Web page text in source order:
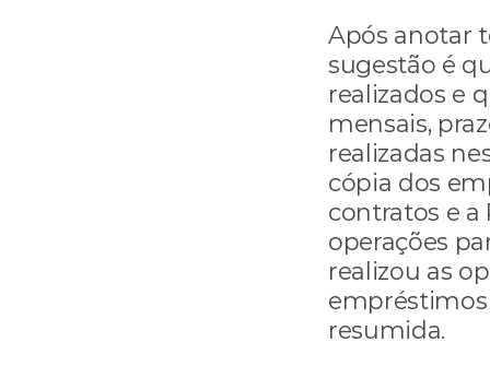
Após anotar
sugestão é
realizados e
mensais,
realizadas
cópia dos
contratos e a
operações
realizou as
empréstimos
resumida.